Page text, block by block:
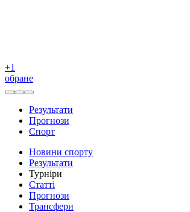
+1
обране
Результати
Прогнози
Спорт
Новини спорту
Результати
Турніри
Статті
Прогнози
Трансфери